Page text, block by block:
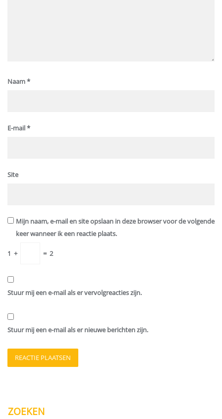
Naam*
E-mail*
Site
Mijn naam, e-mail en site opslaan in deze browser voor de volgende
keer wanneer ik een reactie plaats.
1 + = 2
Stuur mij een e-mail als er vervolgreacties zijn.
Stuur mij een e-mail als er nieuwe berichten zijn.
ZOEKEN